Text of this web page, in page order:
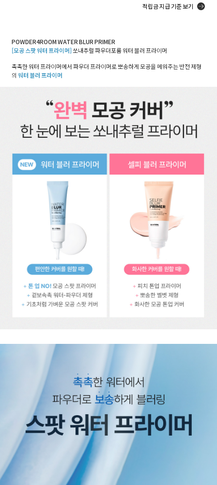
적립금 지급 기준 보기
POWDER4ROOM WATER BLUR PRIMER
[모공 스팟 워터 프라이머] 쏘내추럴 파우더포룸 워터 블러 프라이머
촉촉한 워터 프라이머에서 파우더 프라이머로 뽀송하게 모공을 메워주는 반전 제형
의 워터 블러 프라이머